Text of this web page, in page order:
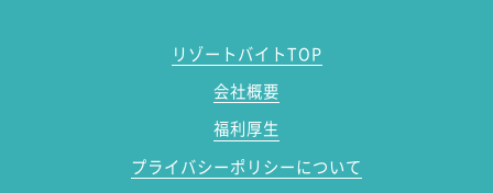
リゾートバイトTOP
会社概要
福利厚生
プライバシーポリシーについて